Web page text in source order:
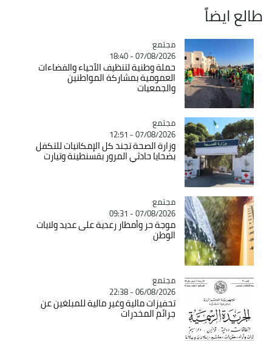
طالع ايضاً
Catégorie
مجتمع
07/08/2026 - 18:40
حملة وطنية لتنظيف الأحياء والفضاءات
العمومية بمشاركة المواطنين
والجمعيات
Catégorie
مجتمع
07/08/2026 - 12:51
وزارة الصحة تجند كل الإمكانيات للتكفل
بضحايا حادثي المرور بقسنطينة وتيارت
Catégorie
مجتمع
07/08/2026 - 09:31
موجة حر وأمطار رعدية على عديد ولايات
الوطن
Catégorie
مجتمع
06/08/2026 - 22:38
تحفيزات مالية وغير مالية للمبلغين عن
جرائم المخدرات